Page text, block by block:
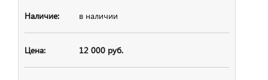
в наличии
12 000 руб.